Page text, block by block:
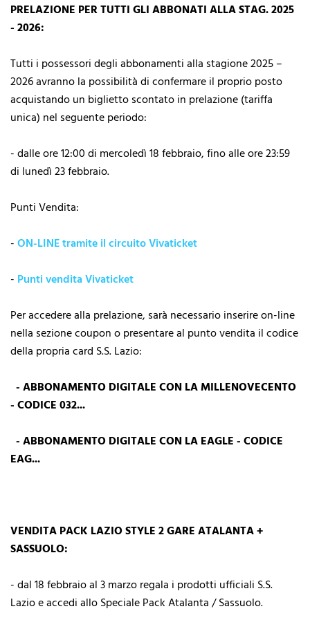
PRELAZIONE PER TUTTI GLI ABBONATI ALLA STAG. 2025
- 2026:
Tutti i possessori degli abbonamenti alla stagione 2025 –
2026 avranno la possibilità di confermare il proprio posto
acquistando un biglietto scontato in prelazione (tariffa
unica) nel seguente periodo:
- dalle ore 12:00 di mercoledì 18 febbraio, fino alle ore 23:59
di lunedì 23 febbraio.
Punti Vendita:
-ON-LINE tramite il circuito Vivaticket
- Punti vendita Vivaticket
Per accedere alla prelazione, sarà necessario inserire on-line
nella sezione coupon o presentare al punto vendita il codice
della propria card S.S. Lazio:
- ABBONAMENTO DIGITALE CON LA MILLENOVECENTO
- CODICE 032...
- ABBONAMENTO DIGITALE CON LA EAGLE - CODICE
EAG...
VENDITA PACK LAZIO STYLE 2 GARE ATALANTA +
SASSUOLO:
- dal 18 febbraio al 3 marzo regala i prodotti ufficiali S.S.
Lazio e accedi allo Speciale Pack Atalanta / Sassuolo.